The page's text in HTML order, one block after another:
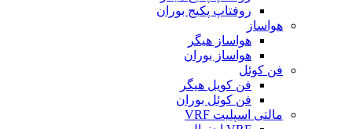
روفتاپ پکیج بوران
هواساز
هواساز هیگر
هواساز بوران
فن کوئل
فن کویل هیگر
فن کوئل بوران
مالتی اسپلیت VRF